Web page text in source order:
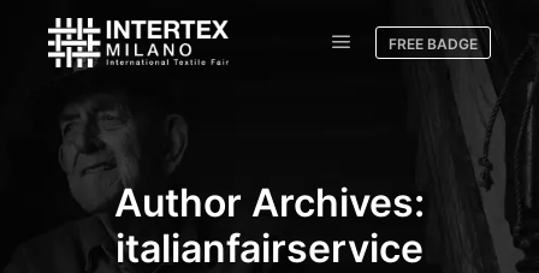
FREE BADGE
Author Archives:
italianfairservice